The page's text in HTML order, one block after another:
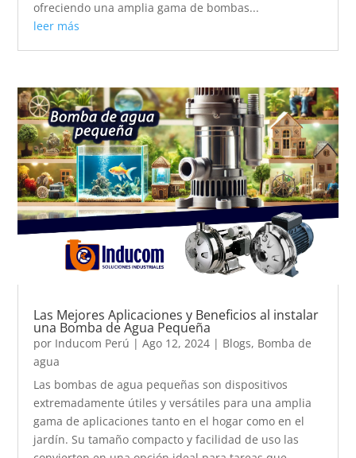
ofreciendo una amplia gama de bombas...
leer más
Las Mejores Aplicaciones y Beneficios al instalar
una Bomba de Agua Pequeña
por Inducom Perú |Ago 12, 2024 | Blogs, Bomba de
agua
Las bombas de agua pequeñas son dispositivos
extremadamente útiles y versátiles para una amplia
gama de aplicaciones tanto en el hogar como en el
jardín. Su tamaño compacto y facilidad de uso las